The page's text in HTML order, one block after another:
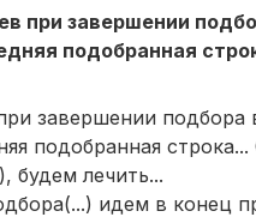
при завершении
подобранная
завершении подбора
подобранная
будем лечить...
идем в конец